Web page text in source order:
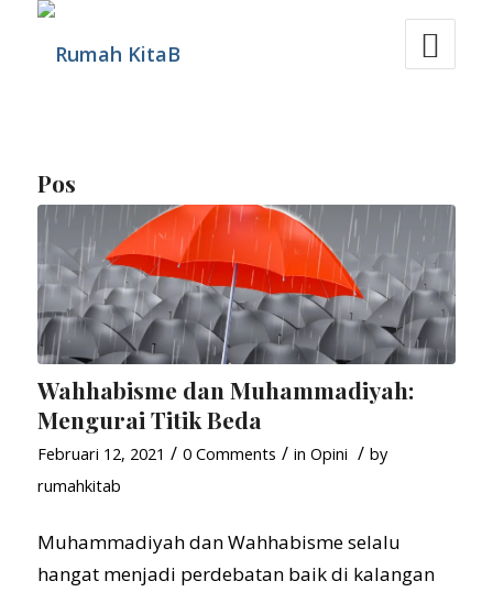
Pos
Wahhabisme dan Muhammadiyah:
Mengurai Titik Beda
Februari 12, 2021 / 0 Comments / in Opini / by
rumahkitab
Muhammadiyah dan Wahhabisme selalu
hangat menjadi perdebatan baik di kalangan